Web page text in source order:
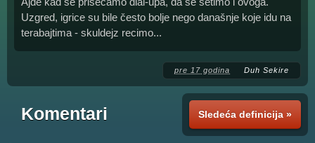
Uzgred, igrice su bile često bolje nego današnje koje idu na
terabajtima - skuldejz recimo...
pre 17 godina Duh Sekire
Sledeća definicija »
Komentari